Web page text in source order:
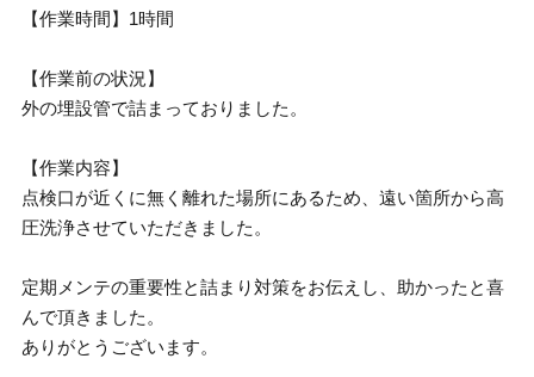
【作業時間】1時間
【作業前の状況】
外の埋設管で詰まっておりました。
【作業内容】
点検口が近くに無く離れた場所にあるため、遠い箇所から高
圧洗浄させていただきました。
定期メンテの重要性と詰まり対策をお伝えし、助かったと喜
んで頂きました。
ありがとうございます。